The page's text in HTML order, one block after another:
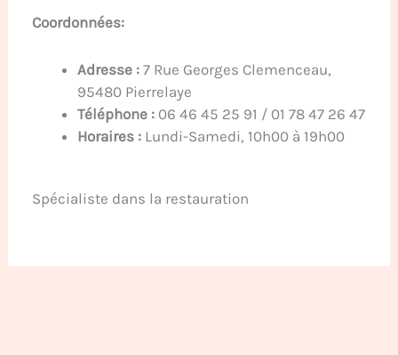
Coordonnées:
Adresse : 7 Rue Georges Clemenceau,
95480 Pierrelaye
Téléphone : 06 46 45 25 91 / 01 78 47 26 47
Horaires : Lundi-Samedi, 10h00 à 19h00
Spécialiste dans la restauration